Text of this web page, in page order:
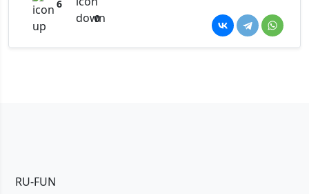
6
0
RU-FUN